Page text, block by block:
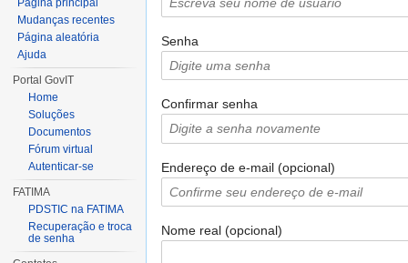
Senha
Confirmar senha
Endereço de e-mail (opcional)
Nome real (opcional)
Página principal
Mudanças recentes
Página aleatória
Ajuda
Portal GovIT
Home
Soluções
Documentos
Fórum virtual
Autenticar-se
FATIMA
PDSTIC na FATIMA
Recuperação e troca
de senha